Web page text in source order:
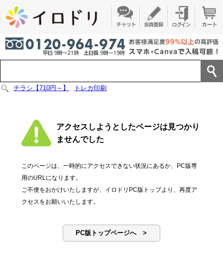
チラシ【710円～】 トレカ印刷
アクセスしようとしたページは見つかり
ませんでした
このページは、一時的にアクセスできない状況にあるか、PC版専
用のURLになります。
ご不便をおかけいたしますが、イロドリPC版トップより、再度ア
クセスをお願いいたします。
PC版トップページへ >